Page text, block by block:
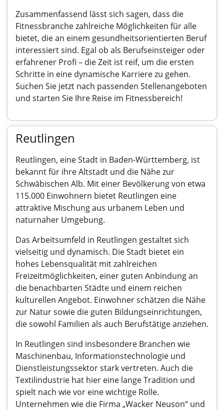
Zusammenfassend lässt sich sagen, dass die
Fitnessbranche zahlreiche Möglichkeiten für alle
bietet, die an einem gesundheitsorientierten Beruf
interessiert sind. Egal ob als Berufseinsteiger oder
erfahrener Profi – die Zeit ist reif, um die ersten
Schritte in eine dynamische Karriere zu gehen.
Suchen Sie jetzt nach passenden Stellenangeboten
und starten Sie Ihre Reise im Fitnessbereich!
Reutlingen
Reutlingen, eine Stadt in Baden-Württemberg, ist
bekannt für ihre Altstadt und die Nähe zur
Schwäbischen Alb. Mit einer Bevölkerung von etwa
115.000 Einwohnern bietet Reutlingen eine
attraktive Mischung aus urbanem Leben und
naturnaher Umgebung.
Das Arbeitsumfeld in Reutlingen gestaltet sich
vielseitig und dynamisch. Die Stadt bietet ein
hohes Lebensqualität mit zahlreichen
Freizeitmöglichkeiten, einer guten Anbindung an
die benachbarten Städte und einem reichen
kulturellen Angebot. Einwohner schätzen die Nähe
zur Natur sowie die guten Bildungseinrichtungen,
die sowohl Familien als auch Berufstätige anziehen.
In Reutlingen sind insbesondere Branchen wie
Maschinenbau, Informationstechnologie und
Dienstleistungssektor stark vertreten. Auch die
Textilindustrie hat hier eine lange Tradition und
spielt nach wie vor eine wichtige Rolle.
Unternehmen wie die Firma „Wacker Neuson“ und